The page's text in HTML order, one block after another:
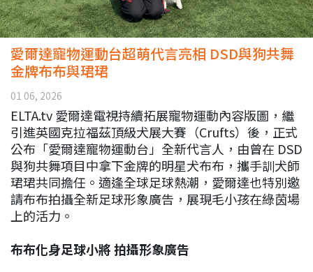
愛爾達寵物運動台超萌代言亮相 DSD與狗共舞
金牌布布與珺珺
01 06, 2026
ELTA.tv 愛爾達電視持續拓展寵物運動內容版圖，繼
引進英國克拉福茲頂級犬展大賽（Crufts）後，正式
公布「愛爾達寵物運動台」全新代言人，由曾在 DSD
與狗共舞項目中拿下金牌的明星犬布布，攜手訓犬師
珺珺共同擔任。適逢全球足球熱潮，愛爾達也特別邀
請布布拍攝全新足球形象廣告，展現毛小孩在綠茵場
上的活力。
布布化身足球小將 拍攝形象廣告